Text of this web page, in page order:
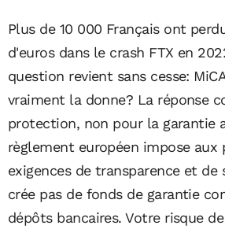
Plus de 10 000 Français ont
d'euros dans le crash FTX en
question revient sans cesse:
vraiment la donne? La réponse
protection, non pour la garantie
règlement européen impose aux
exigences de transparence et de
crée pas de fonds de garantie
dépôts bancaires. Votre risque